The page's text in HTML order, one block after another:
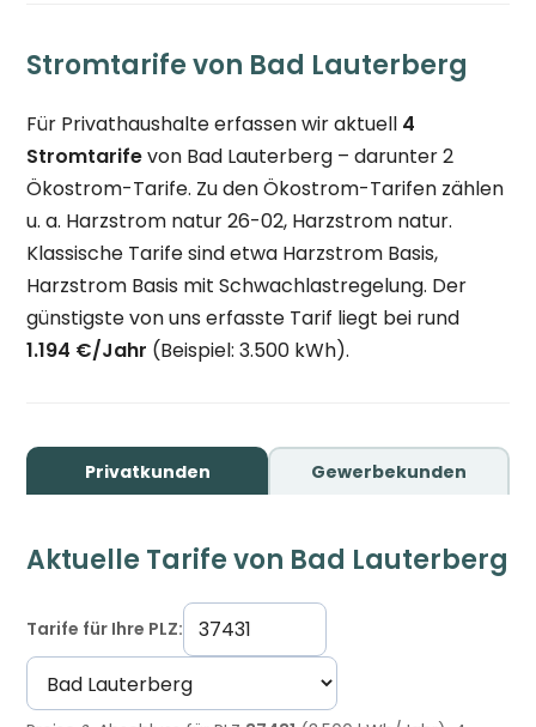
Stromtarife von Bad Lauterberg
Für Privathaushalte erfassen wir aktuell 4
Stromtarifevon Bad Lauterberg – darunter 2
Ökostrom-Tarife. Zu den Ökostrom-Tarifen zählen
u. a. Harzstrom natur 26-02, Harzstrom natur.
Klassische Tarife sind etwa Harzstrom Basis,
Harzstrom Basis mit Schwachlastregelung. Der
günstigste von uns erfasste Tarif liegt bei rund
1.194 €/Jahr (Beispiel: 3.500 kWh).
Privatkunden Gewerbekunden
Aktuelle Tarife von Bad Lauterberg
Tarife für Ihre PLZ: